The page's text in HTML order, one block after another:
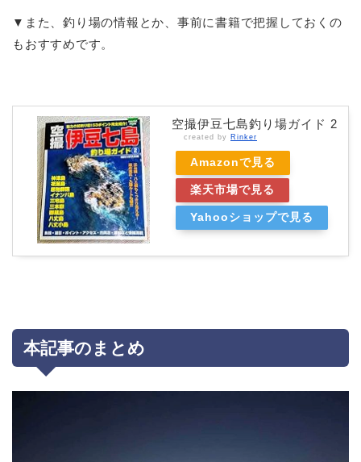
▼また、釣り場の情報とか、事前に書籍で把握しておくの
もおすすめです。
空撮伊豆七島釣り場ガイド 2
created by Rinker
Amazonで見る
楽天市場で見る
Yahooショップで見る
本記事のまとめ